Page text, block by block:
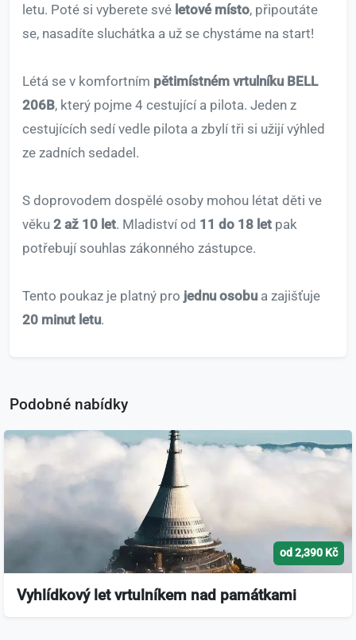
letu. Poté si vyberete své letové místo, připoutáte
se, nasadíte sluchátka a už se chystáme na start!
Létá se v komfortním pětimístném vrtulníku BELL
206B, který pojme 4 cestující a pilota. Jeden z
cestujících sedí vedle pilota a zbylí tři si užijí výhled
ze zadních sedadel.
S doprovodem dospělé osoby mohou létat děti ve
věku 2 až 10 let. Mladiství od 11 do 18 let pak
potřebují souhlas zákonného zástupce.
Tento poukaz je platný pro jednu osobu a zajišťuje
20 minut letu.
Podobné nabídky
od 2,390 Kč
Vyhlídkový let vrtulníkem nad památkami